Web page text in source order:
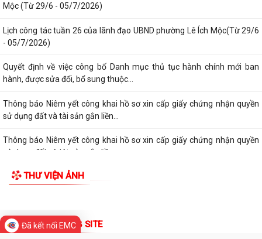
TIN MỚI
để lừa đảo chiếm đoạt tài sản...
Thông báo lịch công tác tuần 30 của lãnh đạo UBND Phường Lê Ích
Mộc (Từ 20/7 - 26/7/2026)
Thông báo về việc niêm yết công khai kết quả xét duyệt trợ cấp đối
tượng bảo trợ xã hội trên địa...
Thông báo về việc thực hiện quy định pháp luật về quyền tác giả, quyền
sở hữu trí tuệ và tẩy chay...
Thông báo Lịch công tác tuần 27 của lãnh đạo UBND phường Lê Ích
Lịch công tác tuần 26 của lãnh đạo UBND phường Lê Ích Mộc(Từ 29/6
Quyết định về việc công bố Danh mục thủ tục hành chính mới ban
hành, được sửa đổi, bổ sung thuộc...
Đã kết nối EMC